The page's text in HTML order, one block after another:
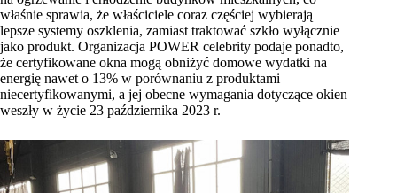
właśnie sprawia, że właściciele coraz częściej wybierają
lepsze systemy oszklenia, zamiast traktować szkło wyłącznie
jako produkt. Organizacja POWER celebrity podaje ponadto,
że certyfikowane okna mogą obniżyć domowe wydatki na
energię nawet o 13% w porównaniu z produktami
niecertyfikowanymi, a jej obecne wymagania dotyczące okien
weszły w życie 23 października 2023 r.